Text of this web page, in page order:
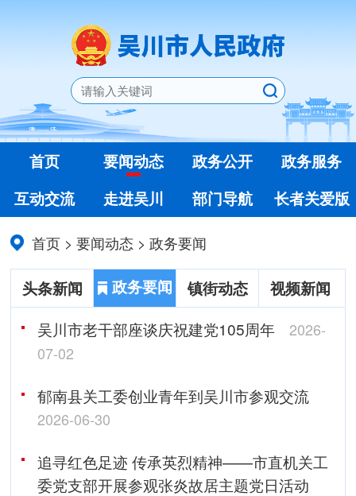
首页 要闻动态 政务公开
政务服务
互动交流
走进吴川 部门导航 长者关爱版
首页 >要闻动态 >政务要闻
头条新闻 政务要闻 镇街动态
视频新闻
吴川市老干部座谈庆祝建党105周年
2026-
07-02
郁南县关工委创业青年到吴川市参观交流
2026-06-30
追寻红色足迹 传承英烈精神——市直机关工
委党支部开展参观张炎故居主题党日活动